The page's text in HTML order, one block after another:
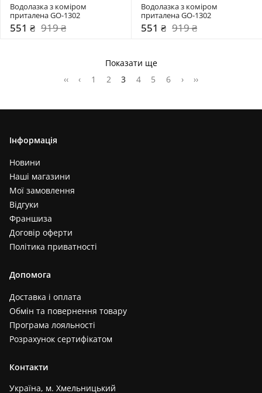
Водолазка з коміром
приталена GO-1302
551 ₴ 919 ₴
Водолазка з коміром
приталена GO-1302
551 ₴ 919 ₴
Показати ще
‹‹
‹ 1 2 3 4 5 6 › ››
Інформація
Новини
Наші магазини
Мої замовлення
Відгуки
Франшиза
Договір оферти
Політика приватності
Допомога
Доставка і оплата
Обмін та повернення товару
Програма лояльності
Розрахунок сертифікатом
Контакти
Україна, м. Хмельницький